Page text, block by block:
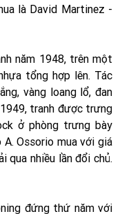
là David Martinez -
năm 1948, trên một
tổng hợp lên. Tác
vàng loang lổ, đan
tranh được trưng
ở phòng trưng bày
Ossorio mua với giá
qua nhiều lần đổi chủ.
đứng thứ năm với